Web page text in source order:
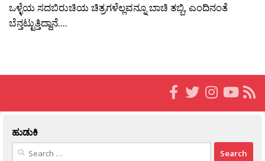
ಒಳ್ಳೆಯ ಸದಬಿರುಚಿಯ ಚಿತ್ರಗಳೆಲ್ಲವನ್ನೂ ಬಾಚಿ ತಬ್ಬಿ, ಎಂದಿನಂತೆ
ಬೆನ್ತಟ್ಟುತ್ತಿದ್ದಾನೆ....
ಹುಡುಕಿ
Search